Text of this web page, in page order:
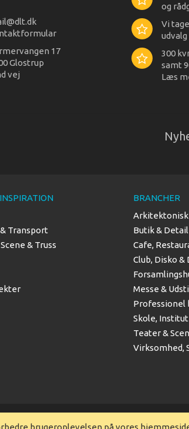
17
Glostrup
vej
og
Vi
300
samt
Læs
Transport
& Truss
BRANCHER
Butik & Detail
Cafe,
Club, Disko &
Messe &
Professionel
Skole,
Teater &
Virksomhed,
brugeroplevelsen på vores